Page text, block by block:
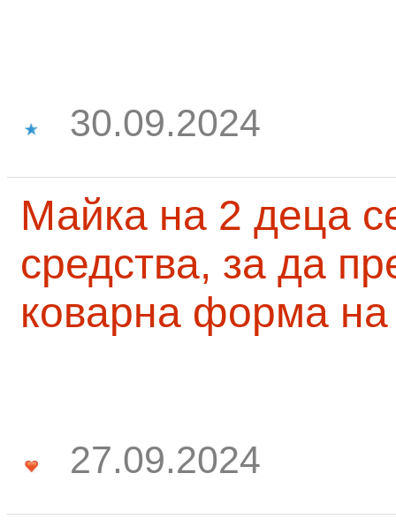
30.09.2024
Майка на 2 деца
средства, за да
коварна форма на
27.09.2024